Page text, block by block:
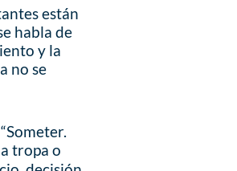
están
habla de
y la
no se
tropa o